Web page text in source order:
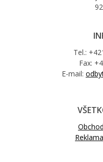
Tel.:
Fax:
E-mail: